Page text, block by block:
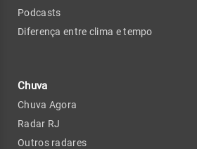
Podcasts
Diferença entre clima e tempo
Chuva
Chuva Agora
Radar RJ
Outros radares